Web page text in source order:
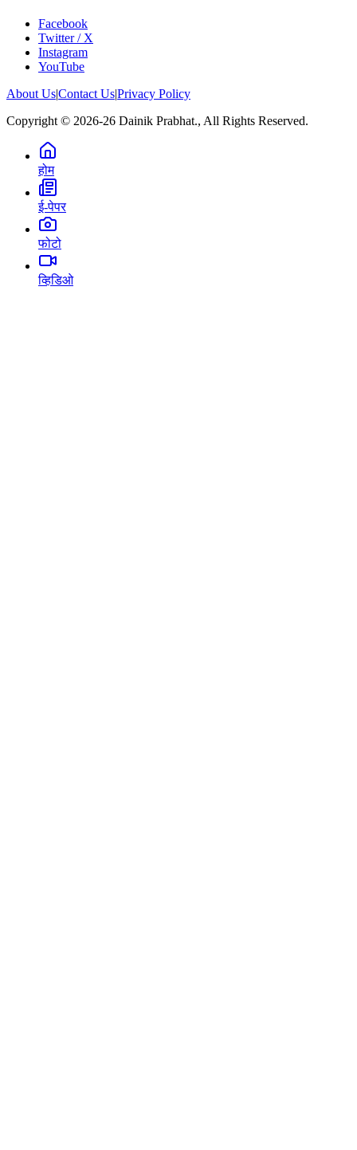
Facebook
Twitter / X
Instagram
YouTube
About Us|Contact Us|Privacy Policy
Copyright © 2026-26 Dainik Prabhat., All Rights Reserved.
होम
ई-पेपर
फोटो
व्हिडिओ